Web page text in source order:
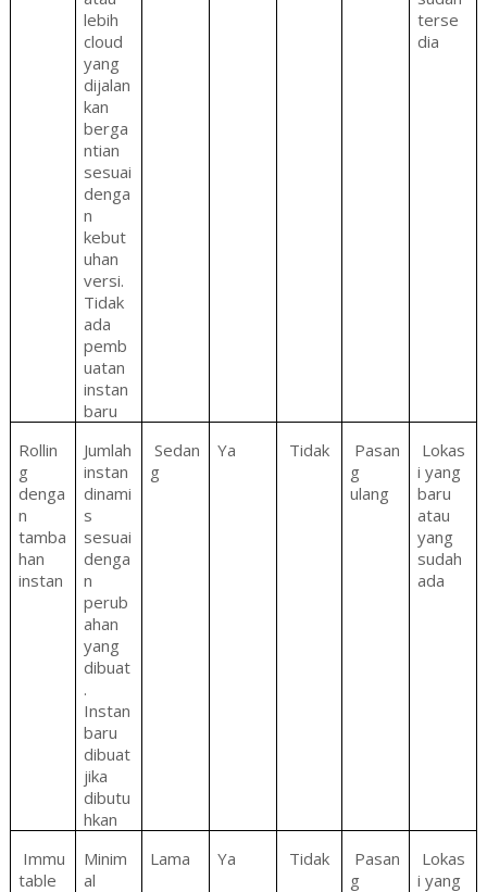
lebih
cloud
yang
dijalan
kan
berga
ntian
sesuai
denga
n
kebut
uhan
versi.
Tidak
ada
pemb
uatan
instan
baru
terse
dia
Rollin
g
denga
n
tamba
han
instan
Jumlah
instan
dinami
s
sesuai
denga
n
perub
ahan
yang
dibuat
.
Instan
baru
dibuat
jika
dibutu
hkan
Sedan
g
Ya Tidak
Pasan
g
ulang
Lokas
i yang
baru
atau
yang
sudah
ada
Immu
table
Minim
al
Lama Ya Tidak
Pasan
g
Lokas
i yang